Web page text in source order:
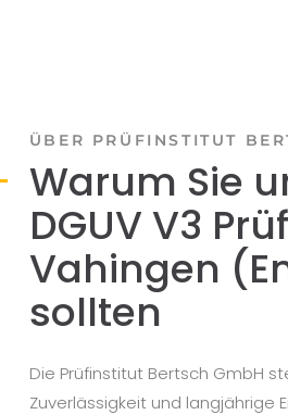
ÜBER PRÜFINSTITUT
Warum Sie
DGUV V3
Vahingen
sollten
Die Prüfinstitut Bertsch GmbH
Zuverlässigkeit und langjährige